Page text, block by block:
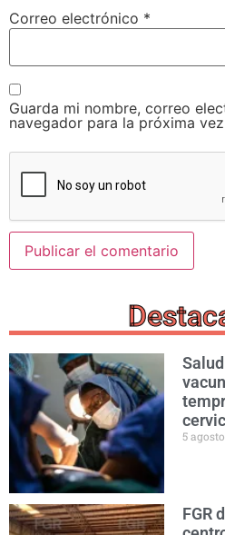
Correo electrónico *
Guarda mi nombre, correo
navegador para la próxima
5
FGR